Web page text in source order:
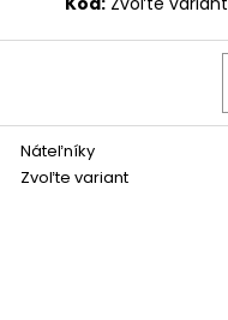
Náteľníky
Zvoľte variant